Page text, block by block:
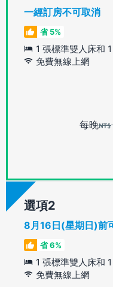
一經訂房不可取消
省 5%
1 張標準雙人床和
免費無線上網
每晚
選項
8月16日(星期日)前
省 6%
1 張標準雙人床和
免費無線上網